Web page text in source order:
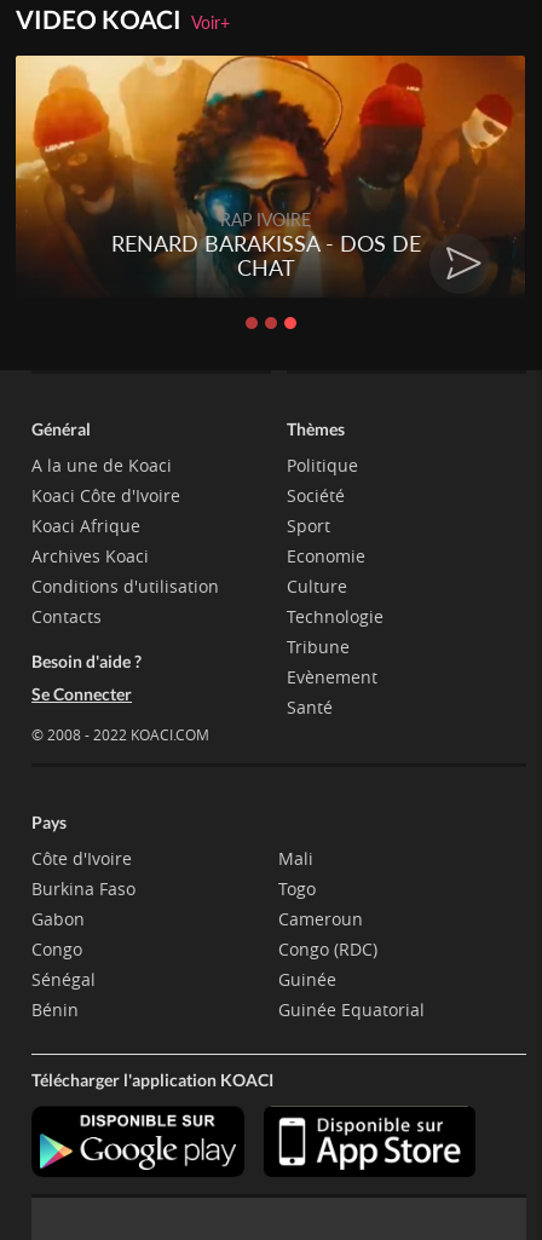
VIDEO KOACIVoir+
Togo
Talakaka - ÉTÉRÉRÉ
Général
A la une de Koaci
Koaci Côte d'Ivoire
Koaci Afrique
Archives Koaci
Conditions d'utilisation
Contacts
Besoin d'aide ?
Se Connecter
© 2008 - 2022 KOACI.COM
Thèmes
Politique
Société
Sport
Economie
Culture
Technologie
Tribune
Evènement
Santé
Pays
Côte d'Ivoire
Burkina Faso
Gabon
Congo
Sénégal
Bénin
Mali
Togo
Cameroun
Congo (RDC)
Guinée
Guinée Equatorial
Télécharger l'application KOACI